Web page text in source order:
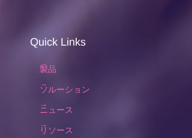
Quick Links
製品
ソルーション
ニュース
リソース